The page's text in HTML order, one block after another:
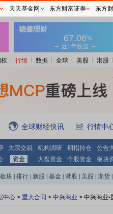
行情 数据 全球 美股 港股
全球财经快讯 行情中
大宗交易 机构调研 期指持仓
公告
资金 大盘资金 个股资金 板块
板块 排行 新股 基金 港股 美股 期货
中心 > 重大合同 > 中兴商业 > 中兴商业-
天天基金网 东方财富证券 东方